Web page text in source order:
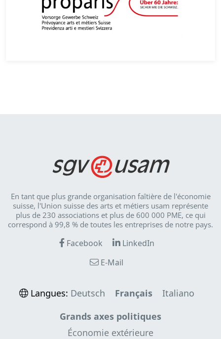
En tant que plus grande organisation faîtière de l'économie
suisse, l'Union suisse des arts et métiers usam représente
plus de 230 associations et plus de 600 000 PME, ce qui
correspond à 99,8 % de toutes les entreprises de notre pays.
Facebook
LinkedIn
E-Mail
Langues: Deutsch Français
Italiano
Grands axes politiques
Économie extérieure